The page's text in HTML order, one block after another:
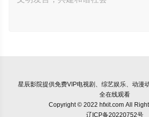
星辰影院提供免费VIP电视剧、综艺娱乐、动漫
全在线观看
Copyright © 2022 hfxit.com All
辽ICP备20220752号